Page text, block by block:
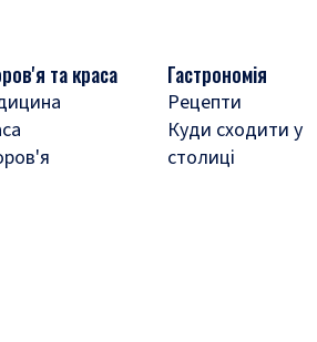
та краса Гастрономія
Рецепти
Куди сходити у
столиці